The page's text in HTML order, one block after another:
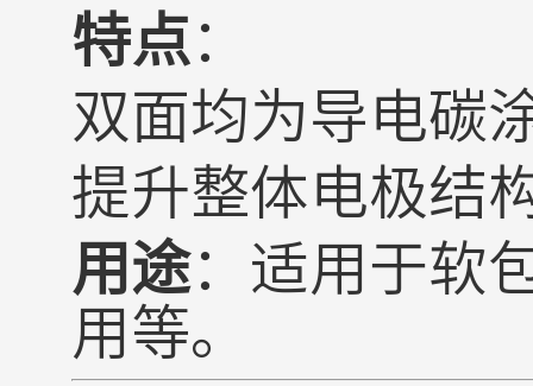
特点 ：
双面均为导电碳
提升整体电极结
用途：适用于软
用等。